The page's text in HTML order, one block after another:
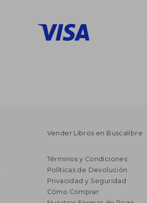
Vender Libros en Buscalibre
Términos y Condiciones
Políticas de Devolución
Privacidad y Seguridad
Cómo Comprar